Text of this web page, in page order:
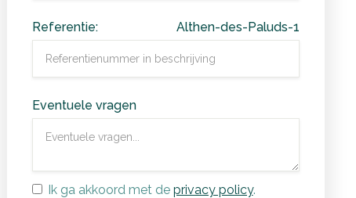
Referentie: Althen-des-Paluds-1
Eventuele vragen
Ik ga akkoord met de privacy policy.